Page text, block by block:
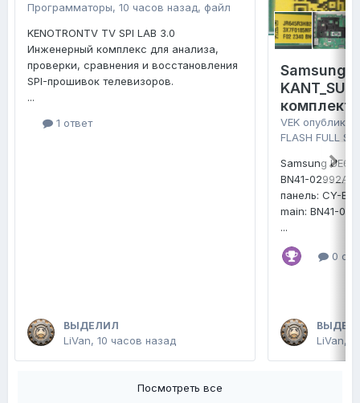
Программаторы, 10 часов назад, файл
KENOTRONTV TV SPI LAB 3.0
Инженерный комплекс для анализа,
проверки, сравнения и восстановления
SPI-прошивок телевизоров.
...
1 ответ
ВЫДЕЛИЛ
LiVan, 10 часов назад
Samsung
комплект
VEK
FLASH FULL
Samsung
BN41-02992A
панель: CY-
main: BN41-
...
0
LiVan,
Посмотреть все